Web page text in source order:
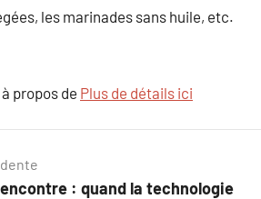
les marinades sans huile, etc.
propos de Plus de détails ici
: quand la technologie